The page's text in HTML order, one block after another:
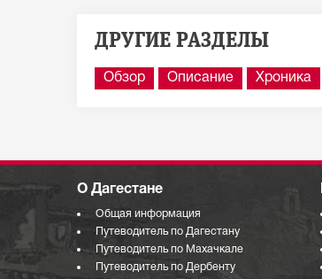
ДРУГИЕ РАЗДЕЛЫ
Обзор Описание Хроника
О Дагестане
Общая информация
Путеводитель по Дагестану
Путеводитель по Махачкале
Путеводитель по Дербенту